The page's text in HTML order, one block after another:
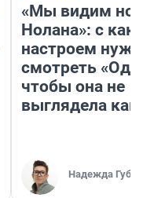
«Мы видим
Нолана»: с
настроем
смотреть
чтобы она не
выглядела как
Надежда